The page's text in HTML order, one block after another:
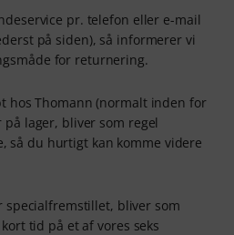
pr. telefon eller e-mail
på siden), så informerer vi
for returnering.
hos Thomann (normalt inden for
på lager, bliver som regel
så du hurtigt kan komme videre
specialfremstillet, bliver som
tid på et af vores seks